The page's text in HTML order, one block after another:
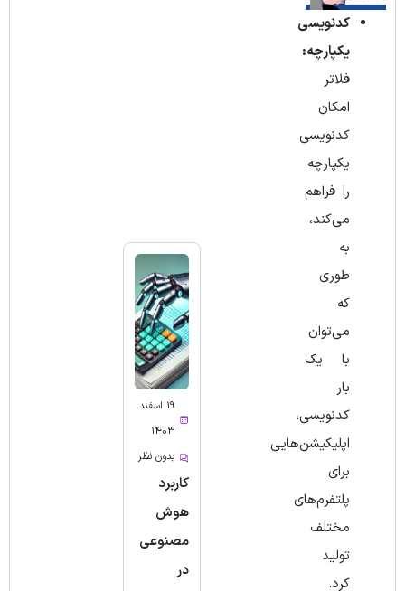
کدنویسی
یکپارچه:
فلاتر
امکان
کدنویسی
یکپارچه
را فراهم
می‌کند،
طوری
می‌توان
با یک
کدنویسی،
اپلیکیشن‌هایی
برای
پلتفرم‌های
مختلف
تولید
کرد.
19 اسفند
1403
بدون نظر
کاربرد
هوش
مصنوعی